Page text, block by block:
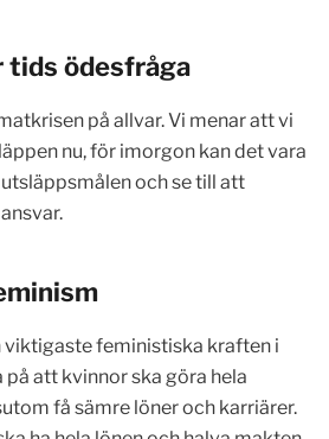
tids ödesfråga
på allvar. Vi menar att vi
nu, för imorgon kan det vara
och se till att
viktigaste feministiska kraften i
att kvinnor ska göra hela
få sämre löner och karriärer.